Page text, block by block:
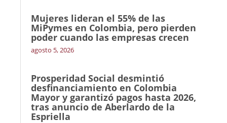
Mujeres lideran el 55% de las
MiPymes en Colombia, pero pierden
poder cuando las empresas crecen
agosto 5, 2026
Prosperidad Social desmintió
desfinanciamiento en Colombia
Mayor y garantizó pagos hasta 2026,
tras anuncio de Aberlardo de la
Espriella